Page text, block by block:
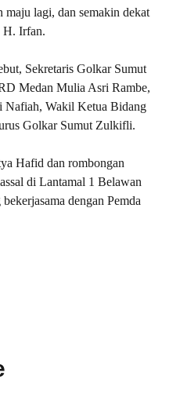
maju lagi, dan semakin dekat
H. Irfan.
Sekretaris Golkar Sumut
Medan Mulia Asri Rambe,
Wakil Ketua Bidang
Golkar Sumut Zulkifli.
Hafid dan rombongan
di Lantamal 1 Belawan
dengan Pemda